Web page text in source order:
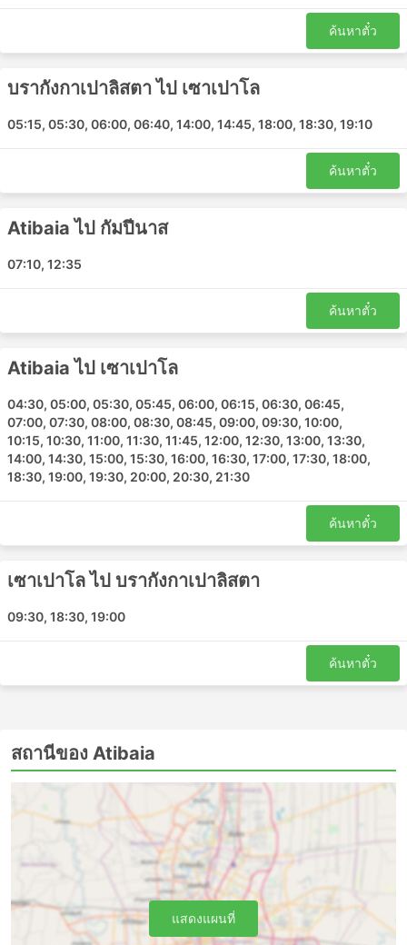
สถานีหลักที่ครอบคลุมโดยรถโดยสารของ Atibaia ได้แก่:
Atibaia Bus Station
Piracaia
Atibaia จุดหมายยอดนิยม
รถบัสของ Atibaiaมีวิ่งหลายเส้นทาง และนี่คือรายการของเส้น
Atibaia - กัมปีนาส
เซาเปาโล - บรากังกาเปาลิสตา
Atibaia - เซาเปาโล
Atibaia ราคาตั๋วและชั้นรถโดยสาร
หนึ่งในสิ่งที่ดีที่สุดเกี่ยวกับการเดินทางด้วยรถบัสคือคุณ
สามารถปรับเปลี่ยนการเดินทางได้ตามความต้องการเพื่อความ
ของรถบัสที่แตกต่างกันตอบสนองความต้องการที่แตกต่างกัน
ของนักเดินทาง การเดินทางที่ถูกที่สุดมักให้บริการโดยรถ
ธรรมดา ต่างถือเป็นทางเลือกที่ดีสำหรับการเดินทางระยะสั้น ตู้
ข้ามคืน การบริการอาจรวมไปถึงท่าเทียบเรือหรือที่นั่งปรับเอน
และของว่าง หรืออาหารมื้อใหญ่บนเรือหรือระหว่างเข้า
ห้องน้ำหรือแวะเติมน้ำมัน การเดินทางด้วยรถบัสกลางคืนช่วย
คุณอย่างชาญฉลาด ราคาขึ้นอยู่กับระยะทางที่คุณนั่งและ
ประเภทของรถโค้ชเสมอ สำหรับการเดินทางระยะสั้นในบาง
ครั้ง การลงทุนเงินเพิ่มและซื้อที่นั่งบนรถบัสวีไอพีก็คุ้มค่า
เพราะจะช่วยประหยัดเวลาได้มากเป็น 2 เท่าเมื่อเทียบกับการ
เดินทางโดยรถบัสธรรมดา
การเดินทางโดยรถประจำทาง: ข้อดีและข้อ
เสีย
ข้อดีของการเดินทางด้วยรถบัส
ค้นหาตั๋ว
บรากังกาเปาลิสตา ไป เซาเปาโล
05:15, 05:30, 06:00, 06:40, 14:00, 14:45, 18:00, 18:30, 19:10
ค้นหาตั๋ว
Atibaia ไป กัมปีนาส
07:10, 12:35
ค้นหาตั๋ว
Atibaia ไป เซาเปาโล
04:30, 05:00, 05:30, 05:45, 06:00, 06:15, 06:30, 06:45,
07:00, 07:30, 08:00, 08:30, 08:45, 09:00, 09:30, 10:00,
10:15, 10:30, 11:00, 11:30, 11:45, 12:00, 12:30, 13:00, 13:30,
14:00, 14:30, 15:00, 15:30, 16:00, 16:30, 17:00, 17:30, 18:00,
18:30, 19:00, 19:30, 20:00, 20:30, 21:30
ค้นหาตั๋ว
เซาเปาโล ไป บรากังกาเปาลิสตา
09:30, 18:30, 19:00
ค้นหาตั๋ว
สถานีของ Atibaia
แสดงแผนที่